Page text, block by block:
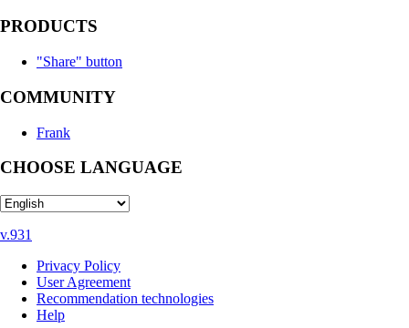
PRODUCTS
"Share" button
COMMUNITY
Frank
CHOOSE LANGUAGE
v.931
Privacy Policy
User Agreement
Recommendation technologies
Help